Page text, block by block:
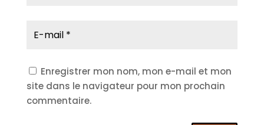
Enregistrer mon nom, mon e-mail et mon
site dans le navigateur pour mon prochain
commentaire.